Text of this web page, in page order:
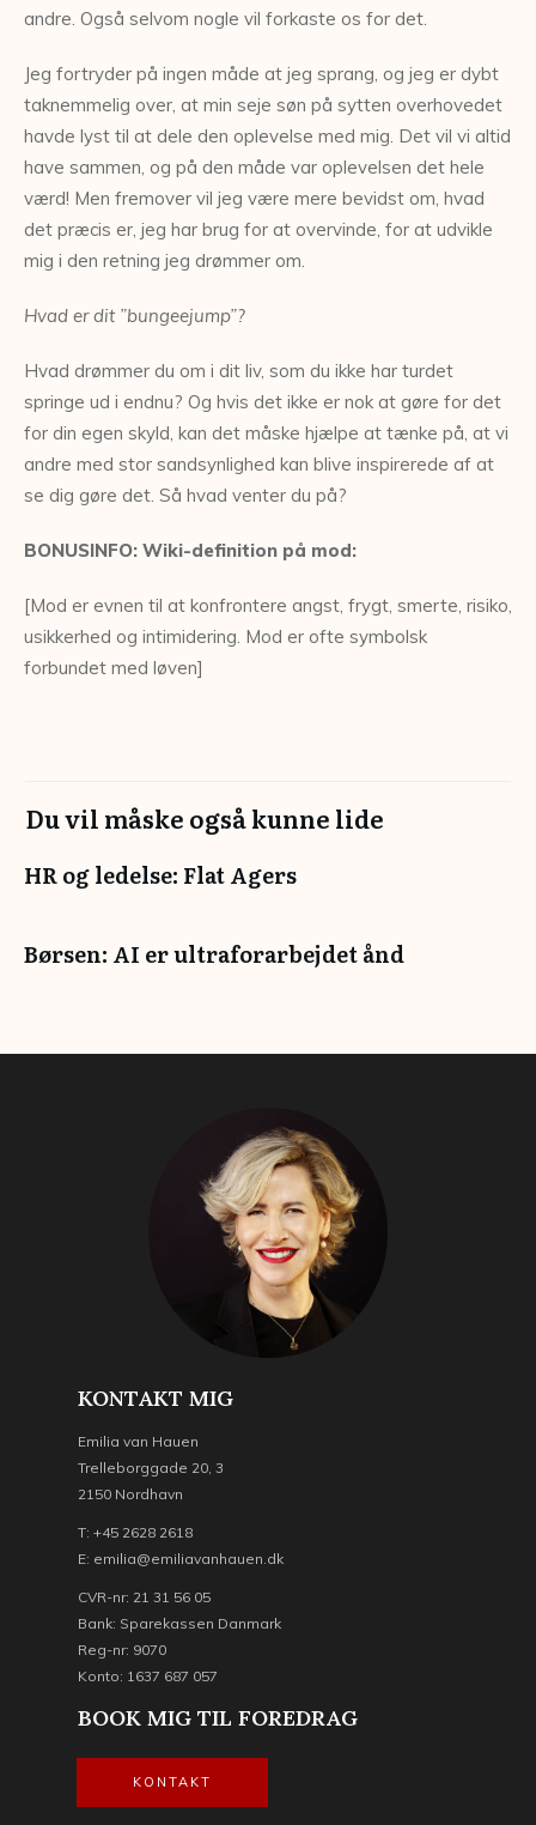
andre. Også selvom nogle vil forkaste os for det.
Jeg fortryder på ingen måde at jeg sprang, og jeg er dybt
taknemmelig over, at min seje søn på sytten overhovedet
havde lyst til at dele den oplevelse med mig. Det vil vi altid
have sammen, og på den måde var oplevelsen det hele
værd! Men fremover vil jeg være mere bevidst om, hvad
det præcis er, jeg har brug for at overvinde, for at udvikle
mig i den retning jeg drømmer om.
Hvad er dit ”bungeejump”?
Hvad drømmer du om i dit liv, som du ikke har turdet
springe ud i endnu? Og hvis det ikke er nok at gøre for det
for din egen skyld, kan det måske hjælpe at tænke på, at vi
andre med stor sandsynlighed kan blive inspirerede af at
se dig gøre det. Så hvad venter du på?
BONUSINFO: Wiki-definition på mod:
[Mod er evnen til at konfrontere angst, frygt, smerte, risiko,
usikkerhed og intimidering. Mod er ofte symbolsk
forbundet med løven]
Du vil måske også kunne lide
HR og ledelse: Flat Agers
Børsen: AI er ultraforarbejdet ånd
KONTAKT MIG
Emilia van Hauen
Trelleborggade 20, 3
2150 Nordhavn
T: +45 2628 2618
E: emilia@emiliavanhauen.dk
CVR-nr: 21 31 56 05
Bank: Sparekassen Danmark
Reg-nr: 9070
Konto: 1637 687 057
BOOK MIG TIL FOREDRAG
KONTAKT